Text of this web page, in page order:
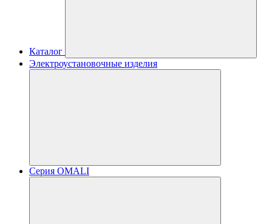
Каталог
Электроустановочные изделия
Серия OMALI